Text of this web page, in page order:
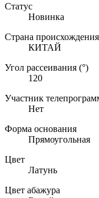
Статус
Новинка
Страна происхождения
КИТАЙ
Угол рассеивания (°)
120
Участник
Нет
Форма основания
Прямоугольная
Цвет
Латунь
Цвет абажура